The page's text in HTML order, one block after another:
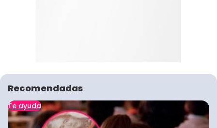
Recomendadas
Te ayuda